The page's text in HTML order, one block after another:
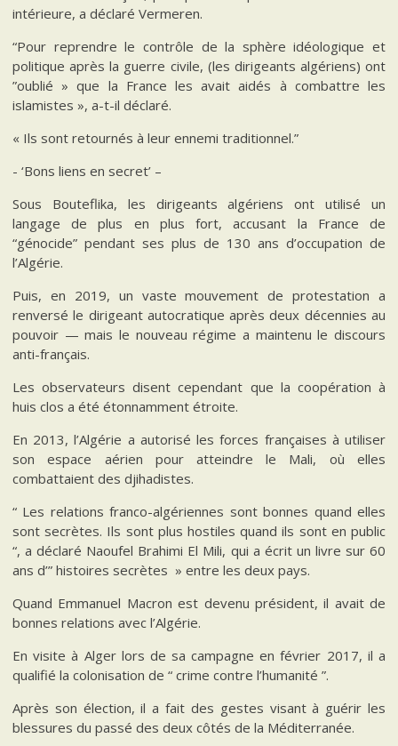
intérieure, a déclaré Vermeren.
“Pour reprendre le contrôle de la sphère idéologique et
politique après la guerre civile, (les dirigeants algériens) ont
”oublié » que la France les avait aidés à combattre les
islamistes », a-t-il déclaré.
« Ils sont retournés à leur ennemi traditionnel.”
- ‘Bons liens en secret’ –
Sous Bouteflika, les dirigeants algériens ont utilisé un
langage de plus en plus fort, accusant la France de
“génocide” pendant ses plus de 130 ans d’occupation de
l’Algérie.
Puis, en 2019, un vaste mouvement de protestation a
renversé le dirigeant autocratique après deux décennies au
pouvoir — mais le nouveau régime a maintenu le discours
anti-français.
Les observateurs disent cependant que la coopération à
huis clos a été étonnamment étroite.
En 2013, l’Algérie a autorisé les forces françaises à utiliser
son espace aérien pour atteindre le Mali, où elles
combattaient des djihadistes.
“ Les relations franco-algériennes sont bonnes quand elles
sont secrètes. Ils sont plus hostiles quand ils sont en public
“, a déclaré Naoufel Brahimi El Mili, qui a écrit un livre sur 60
ans d’” histoires secrètes » entre les deux pays.
Quand Emmanuel Macron est devenu président, il avait de
bonnes relations avec l’Algérie.
En visite à Alger lors de sa campagne en février 2017, il a
qualifié la colonisation de “ crime contre l’humanité ”.
Après son élection, il a fait des gestes visant à guérir les
blessures du passé des deux côtés de la Méditerranée.